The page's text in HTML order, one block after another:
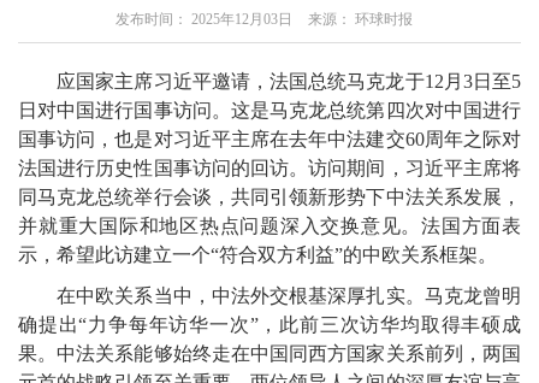
就业创业 合作办学
留学 人才 学术 观点
综合 深度 专题 实用信息
招聘信息 更多数据
发布时间： 2025年12月03日 来源： 环球时报
应国家主席习近平邀请，法国总统马克龙于12月3日至5
日对中国进行国事访问。这是马克龙总统第四次对中国进行
国事访问，也是对习近平主席在去年中法建交60周年之际对
法国进行历史性国事访问的回访。访问期间，习近平主席将
同马克龙总统举行会谈，共同引领新形势下中法关系发展，
并就重大国际和地区热点问题深入交换意见。法国方面表
示，希望此访建立一个“符合双方利益”的中欧关系框架。
在中欧关系当中，中法外交根基深厚扎实。马克龙曾明
确提出“力争每年访华一次”，此前三次访华均取得丰硕成
果。中法关系能够始终走在中国同西方国家关系前列，两国